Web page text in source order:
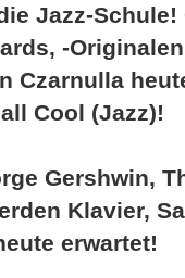
Jazz-
-
Czarnulla
Cool (Jazz)!
Gershwin,
Klavier,
erwartet!